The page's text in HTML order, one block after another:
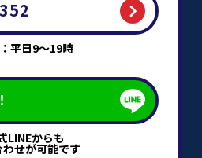
平日9～19時
LINEからも
わせが可能です